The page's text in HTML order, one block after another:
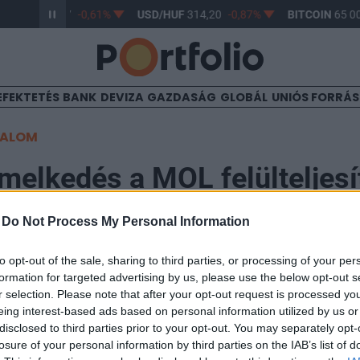
Do Not Process My Personal Information
opt-out of the sale, sharing to third parties, or processing of your
for targeted advertising by us, please use the below opt-out
selection. Please note that after your opt-out request is processed
interest-based ads based on personal information utilized by us
to third parties prior to your opt-out. You may separately
of your personal information by third parties on the IAB’s list of
363,17 -0,61% USD/HUF 314,20 -0,87% BITCOIN65
BANK DEVIZA GAZDASÁG GLOBÁL UNIÓS
a MOL
várja a BUX-ot Varjú Péter, az Erste
közeljövőben elkezdődhet a hazai piac emelkedése,
megmondani.